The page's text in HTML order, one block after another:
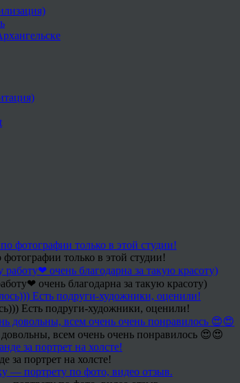
только в этой студии!
очень благодарна за такую красоту)
Есть подруги-художники, оценили!
всем очень очень понравилось 😍😍
за портрет на холсте!